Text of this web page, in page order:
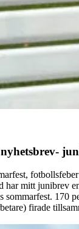
har mitt junibrev
sommarfest. 170
firade